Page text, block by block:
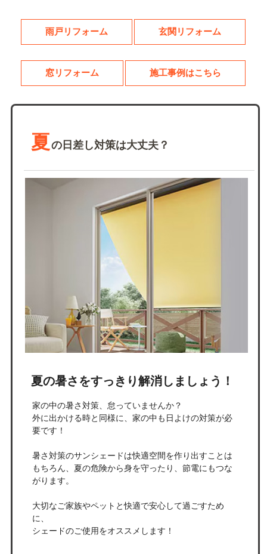
雨戸リフォーム 玄関リフォーム
窓リフォーム 施工事例はこちら
夏の日差し対策は大丈夫？
夏の暑さをすっきり解消しましょう！
家の中の暑さ対策、怠っていませんか？
外に出かける時と同様に、家の中も日よけの対策が必
要です！
暑さ対策のサンシェードは快適空間を作り出すことは
もちろん、夏の危険から身を守ったり、節電にもつな
がります。
大切なご家族やペットと快適で安心して過ごすため
に、
シェードのご使用をオススメします！